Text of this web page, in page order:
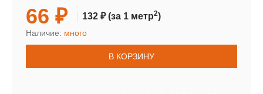
66 ₽ 132 ₽(за 1 метр2)
Наличие: много
В КОРЗИНУ